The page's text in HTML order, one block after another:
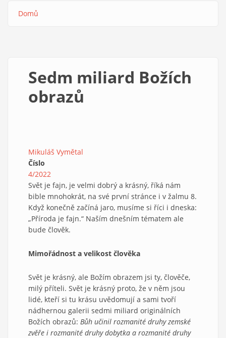
Domů
Sedm miliard Božích
obrazů
Mikuláš Vymětal
Číslo
4/2022
Svět je fajn, je velmi dobrý a krásný, říká nám
bible mnohokrát, na své první stránce i v žalmu 8.
Když konečně začíná jaro, musíme si říci i dneska:
„Příroda je fajn.“ Naším dnešním tématem ale
bude člověk.
Mimořádnost a velikost člověka
Svět je krásný, ale Božím obrazem jsi ty, člověče,
milý příteli. Svět je krásný proto, že v něm jsou
lidé, kteří si tu krásu uvědomují a sami tvoří
nádhernou galerii sedmi miliard originálních
Božích obrazů: Bůh učinil rozmanité druhy zemské
zvěře i rozmanité druhy dobytka a rozmanité druhy